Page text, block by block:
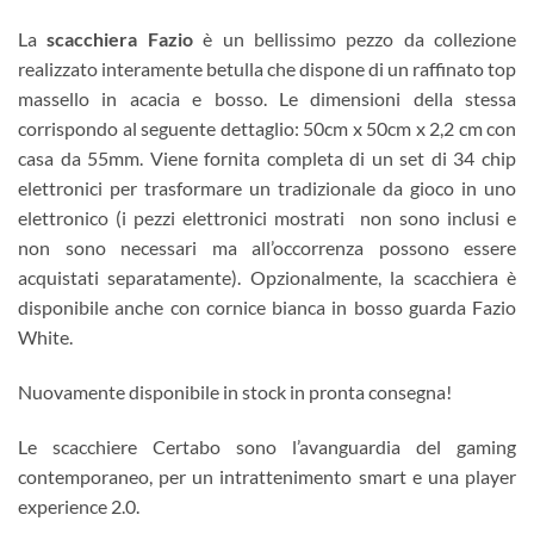
Lascacchiera Fazioè un bellissimo pezzo da collezione
realizzato interamente betulla che dispone di un raffinato top
massello in acacia e bosso. Le dimensioni della stessa
corrispondo al seguente dettaglio: 50cm x 50cm x 2,2 cm con
casa da 55mm. Viene fornita completa di un set di 34 chip
elettronici per trasformare un tradizionale da gioco in uno
elettronico (i pezzi elettronici mostrati non sono inclusi e
non sono necessari ma all’occorrenza possono essere
acquistati separatamente). Opzionalmente, la scacchiera è
disponibile anche con cornice bianca in bosso guarda Fazio
White.
Nuovamente disponibile in stock in pronta consegna!
Le scacchiere Certabo sono l’avanguardia del gaming
contemporaneo, per un intrattenimento smart e una player
experience 2.0.